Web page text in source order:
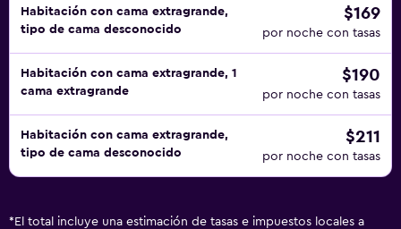
Habitación con cama extragrande,
tipo de cama desconocido
$169
por noche con tasas
Habitación con cama extragrande, 1
cama extragrande
$190
por noche con tasas
Habitación con cama extragrande,
tipo de cama desconocido
$211
por noche con tasas
* El total incluye una estimación de tasas e impuestos locales a